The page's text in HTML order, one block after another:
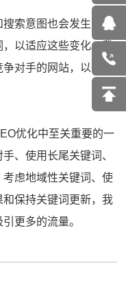
搜索意图也会发生变
以适应这些变化。我
对手的网站，以便及
优化中至关重要的一
、使用长尾关键词、
虑地域性关键词、使
保持关键词更新，我
更多的流量。